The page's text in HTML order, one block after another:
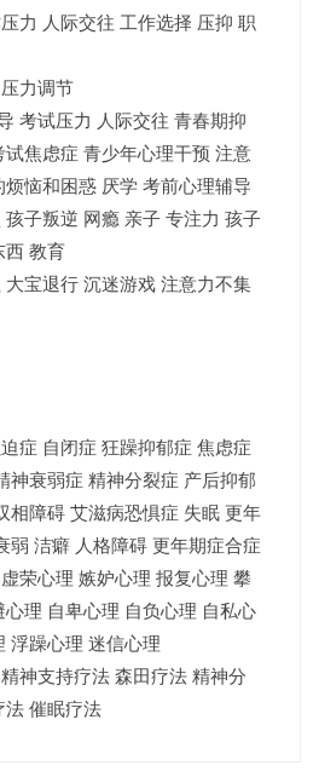
力 人际交往 工作选择 压抑 职
力调节
考试压力 人际交往 青春期抑
焦虑症 青少年心理干预 注意
恼和困惑 厌学 考前心理辅导
子叛逆 网瘾 亲子 专注力 孩子
西 教育
大宝退行 沉迷游戏 注意力不集
迫症 自闭症 狂躁抑郁症 焦虑症
神衰弱症 精神分裂症 产后抑郁
相障碍 艾滋病恐惧症 失眠 更年
弱 洁癖 人格障碍 更年期症合症
虚荣心理 嫉妒心理 报复心理 攀
理 自卑心理 自负心理 自私心
浮躁心理 迷信心理
神支持疗法 森田疗法 精神分
法 催眠疗法